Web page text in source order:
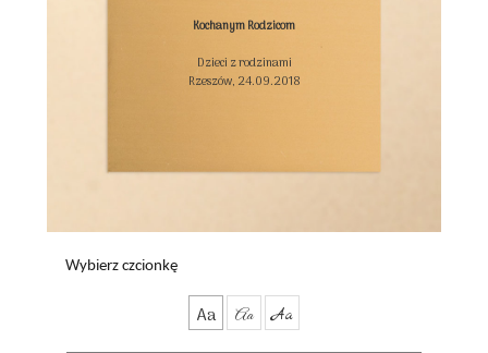
Kochanym Rodzicom
Dzieci z rodzinami
Rzeszów, 24.09.2018
Wybierz czcionkę
Aa Aa Aa